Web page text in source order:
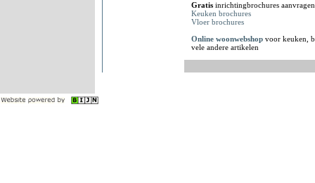
Gratis inrichtingbrochures
Keuken brochures
Vloer brochures
Online woonwebshop voor keuken,
vele andere artikelen